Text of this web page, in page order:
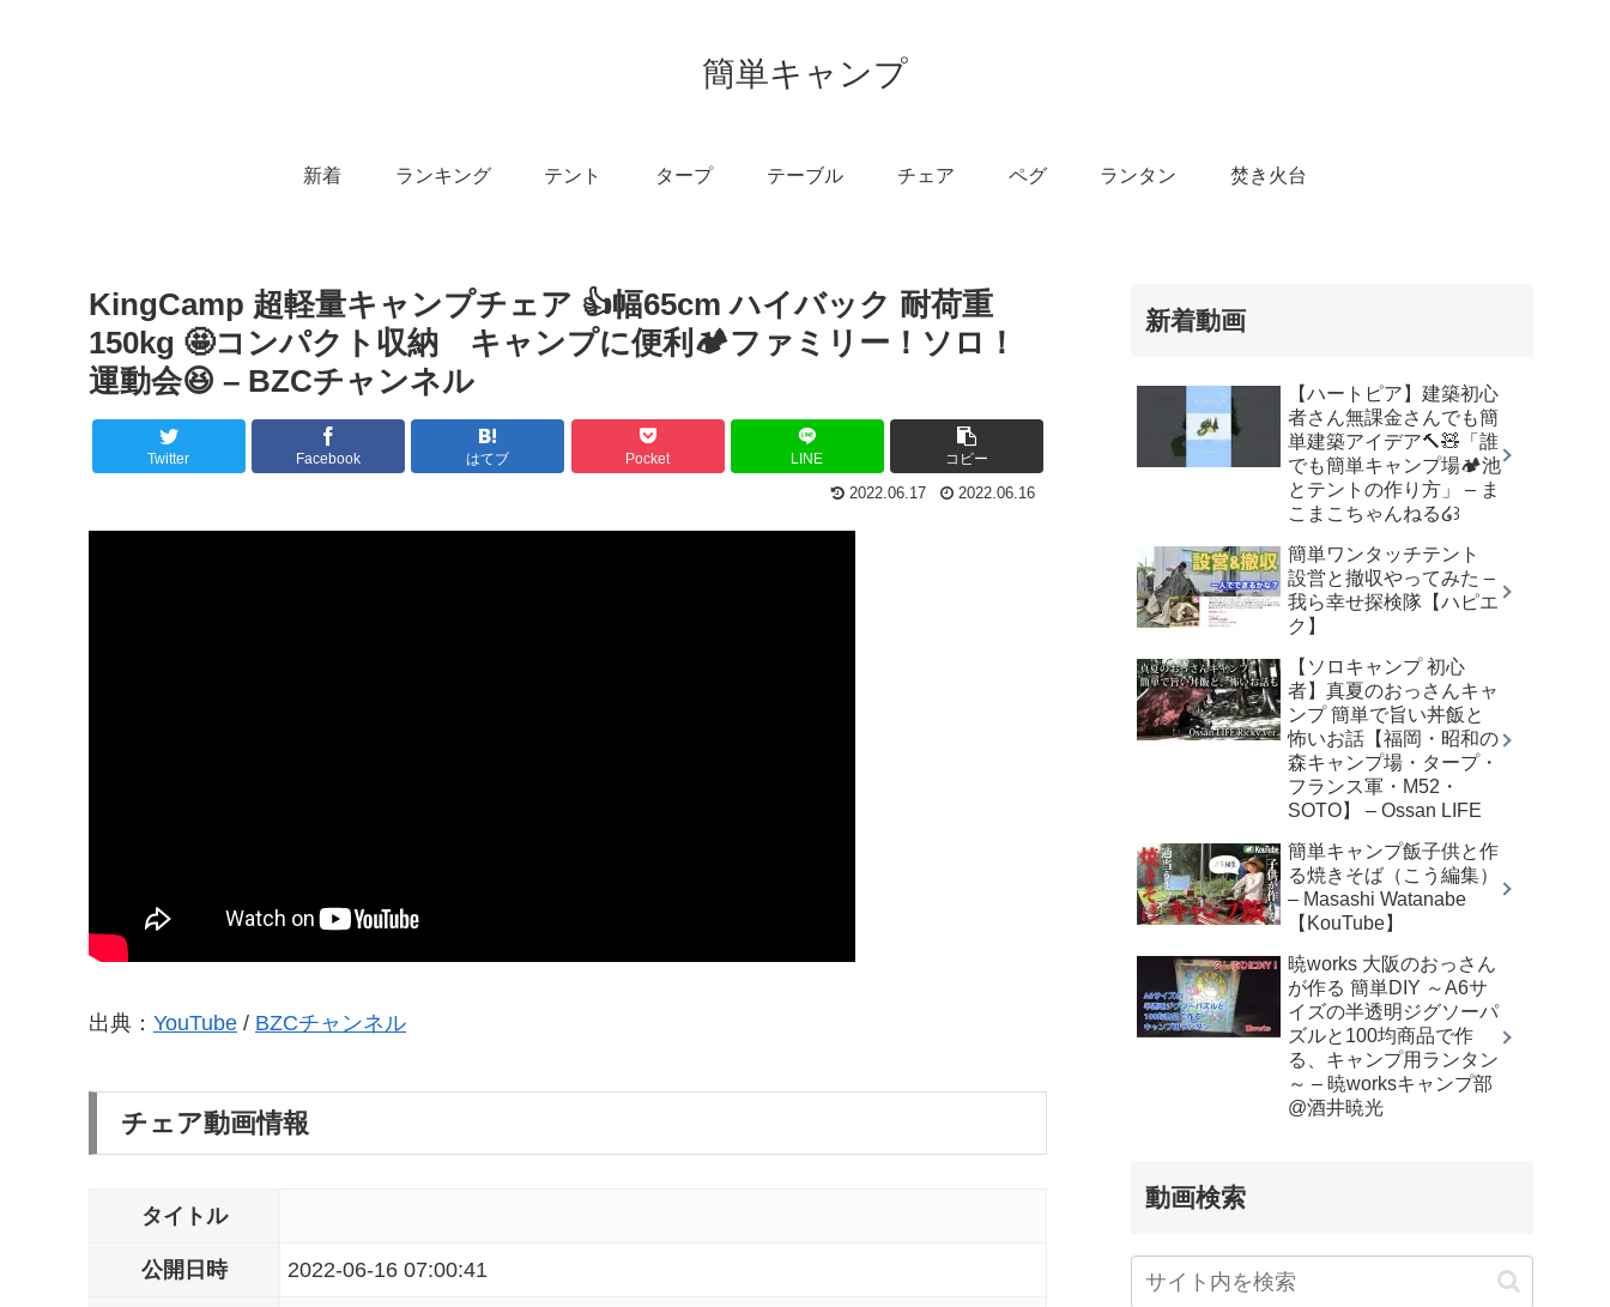
簡単キャンプ
新着 ランキング テント タープ テーブル チェア ペグ ランタン 焚き火台
KingCamp 超軽量キャンプチェア 👍幅65cm ハイバック 耐荷重
150kg 🤩コンパクト収納 キャンプに便利🏕ファミリー！ソロ！
運動会😆 – BZCチャンネル
Twitter Facebook はてブ Pocket LINE コピー
2022.06.17 2022.06.16
出典： YouTube / BZCチャンネル
チェア動画情報
タイトル
公開日時 2022-06-16 07:00:41
新着動画
【ハートピア】建築初心
者さん無課金さんでも簡
単建築アイデア🔨🧸「誰
でも簡単キャンプ場🏕池
とテントの作り方」 – ま
こまこちゃんねる໒꒱
簡単ワンタッチテント
設営と撤収やってみた –
我ら幸せ探検隊【ハピエ
ク】
【ソロキャンプ 初心
者】真夏のおっさんキャ
ンプ 簡単で旨い丼飯と
怖いお話【福岡・昭和の
森キャンプ場・タープ・
フランス軍・M52・
SOTO】 – Ossan LIFE
簡単キャンプ飯子供と作
る焼きそば（こう編集）
– Masashi Watanabe
【KouTube】
暁works 大阪のおっさん
が作る 簡単DIY ～A6サ
イズの半透明ジグソーパ
ズルと100均商品で作
る、キャンプ用ランタン
～ – 暁worksキャンプ部
@酒井暁光
動画検索